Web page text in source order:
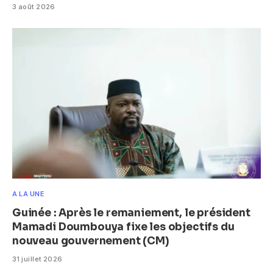
3 août 2026
A LA UNE
Guinée : Après le remaniement, le président
Mamadi Doumbouya fixe les objectifs du
nouveau gouvernement (CM)
31 juillet 2026